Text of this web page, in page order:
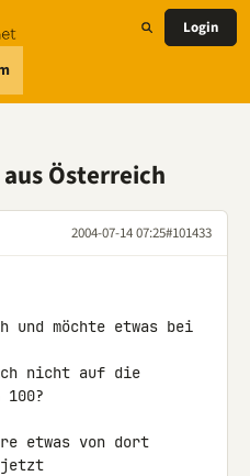
Login
Österreich
2004-07-14 07:25#101433
und möchte etwas bei
nicht auf die
etwas von dort
jetzt